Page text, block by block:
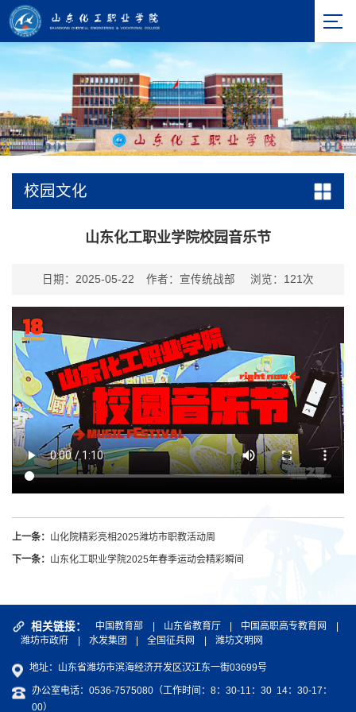
校园文化
山东化工职业学院校园音乐节
日期：2025-05-22 作者：宣传统战部 浏览： 121次
上一条： 山化院精彩亮相2025潍坊市职教活动周
下一条： 山东化工职业学院2025年春季运动会精彩瞬间
相关链接： 中国教育部 山东省教育厅 中国高职高专教育网
潍坊市政府
水发集团 全国征兵网 潍坊文明网
地址：山东省潍坊市滨海经济开发区汉江东一街03699号
办公室电话：0536-7575080（工作时间：8：30-11：30 14：30-17：
00）